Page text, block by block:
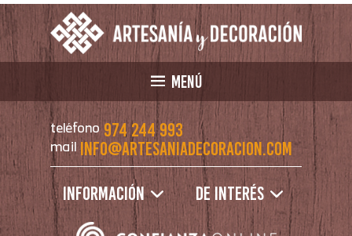
MENÚ
teléfono 974 244 993
mail info@artesaniadecoracion.com
Información
De interés